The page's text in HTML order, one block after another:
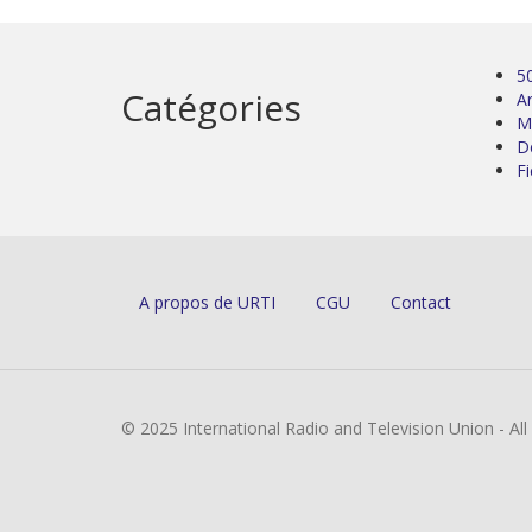
Catégories
A propos de URTI CGU Contact
© 2025 International Radio and Television Union - All